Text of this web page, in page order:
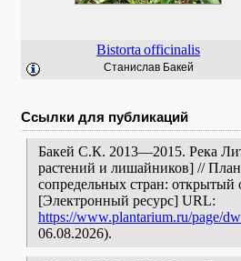
Bistorta officinalis
Станислав Бакей
Ссылки для публикаций
Бакей С.К. 2013—2015. Река
растений и лишайников] //
сопредельных стран: открытый
[Электронный ресурс] URL:
https://www.plantarium.ru/page/
06.08.2026).